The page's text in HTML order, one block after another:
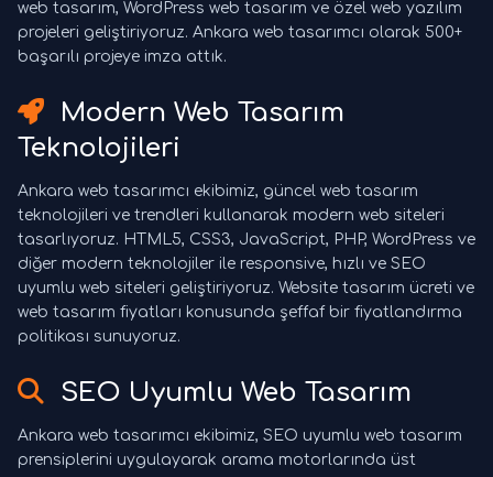
web tasarım, WordPress web tasarım ve özel web yazılım
projeleri geliştiriyoruz. Ankara web tasarımcı olarak 500+
başarılı projeye imza attık.
Modern Web Tasarım
Teknolojileri
Ankara web tasarımcı ekibimiz, güncel web tasarım
teknolojileri ve trendleri kullanarak modern web siteleri
tasarlıyoruz. HTML5, CSS3, JavaScript, PHP, WordPress ve
diğer modern teknolojiler ile responsive, hızlı ve SEO
uyumlu web siteleri geliştiriyoruz. Website tasarım ücreti ve
web tasarım fiyatları konusunda şeffaf bir fiyatlandırma
politikası sunuyoruz.
SEO Uyumlu Web Tasarım
Ankara web tasarımcı ekibimiz, SEO uyumlu web tasarım
prensiplerini uygulayarak arama motorlarında üst